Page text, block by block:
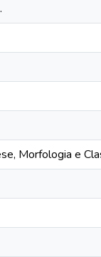
Morfologia e